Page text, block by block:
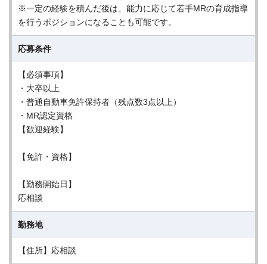
※一定の経験を積んだ後は、能力に応じて若手MRの育成指導
を行うポジションになることも可能です。
応募条件
【必須事項】
・大卒以上
・普通自動車免許保持者（残点数3点以上）
・MR認定資格
【歓迎経験】
【免許・資格】
【勤務開始日】
応相談
勤務地
【住所】応相談